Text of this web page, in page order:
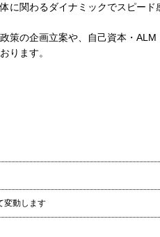
に関わるダイナミックでスピード
策の企画立案や、自己資本・
ります。
変動します